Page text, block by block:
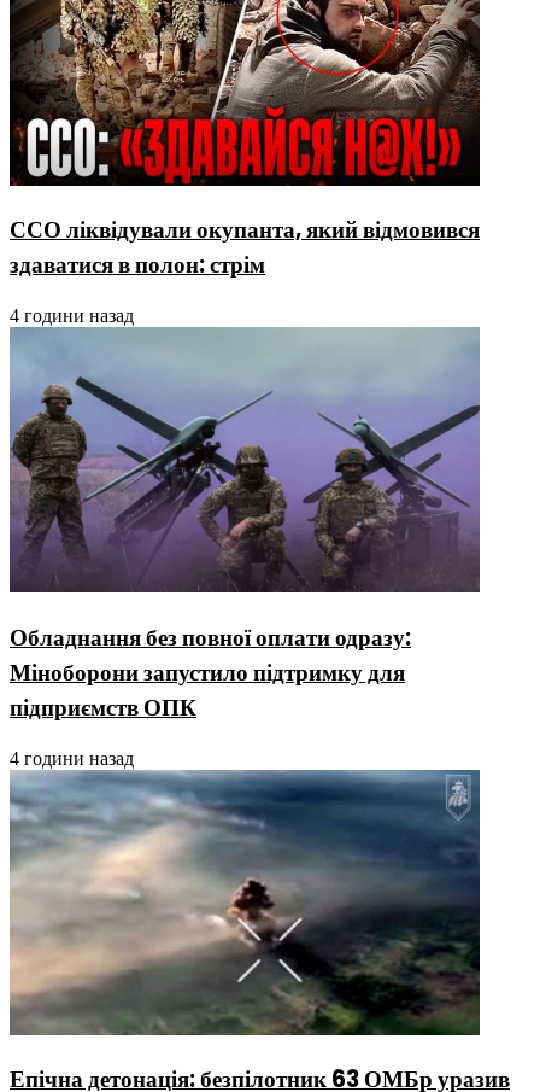
ССО ліквідували окупанта, який відмовився
здаватися в полон: стрім
4 години назад
Обладнання без повної оплати одразу:
Міноборони запустило підтримку для
підприємств ОПК
4 години назад
Епічна детонація: безпілотник 63 ОМБр уразив